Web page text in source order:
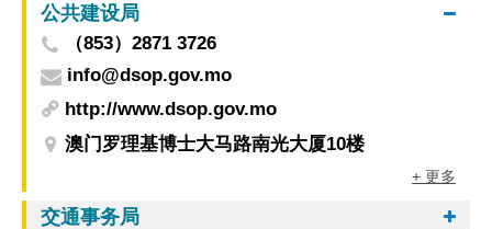
公共建设局
（853）2871 3726
info@dsop.gov.mo
http://www.dsop.gov.mo
澳门罗理基博士大马路南光大厦10楼
+ 更多
交通事务局